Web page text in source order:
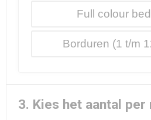
Borduren
Full colour
3. Kies het aantal per